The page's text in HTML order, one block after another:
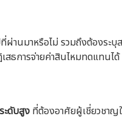
านมาหรือไม่ รวมถึงต้องร
ธการจ่ายค่าสินไหมทดแทนได้
ะดับสูง ที่ต้องอาศัยผู้เชี่ยวชาญ